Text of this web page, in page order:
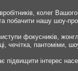
колег
побачити нашу шоу-
фокусників,
чечітка, пантоміми,
підвищити інтерес